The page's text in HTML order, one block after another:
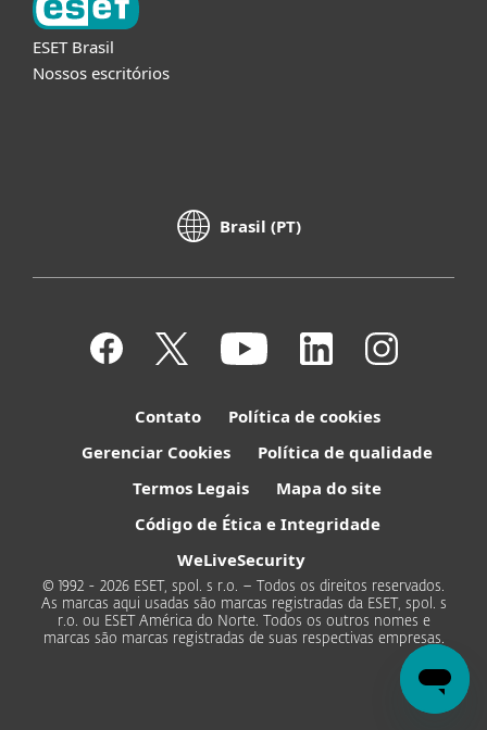
ESET Brasil
Nossos escritórios
Brasil (PT)
Contato
Política de cookies
Gerenciar Cookies
Política de qualidade
Termos Legais
Mapa do site
Código de Ética e Integridade
WeLiveSecurity
© 1992 - 2026 ESET, spol. s r.o. – Todos os direitos reservados.
As marcas aqui usadas são marcas registradas da ESET, spol. s
r.o. ou ESET América do Norte. Todos os outros nomes e
marcas são marcas registradas de suas respectivas empresas.